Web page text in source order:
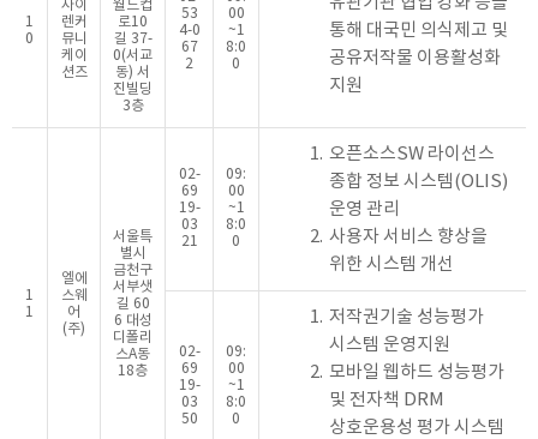
1
0
사이
렌커
뮤니
케이
션즈
월드컵
로10
길 37-
0(서교
동) 서
진빌딩
3층
53
4-0
67
2
00
~1
8:0
0
통해 대국민 의식제고 및
공유저작물 이용활성화
지원
1
1
엘에
스웨
어
(주)
서울특
별시
금천구
서부샛
길 60
6 대성
디폴리
스A동
18층
02-
69
19-
03
21
09:
00
~1
8:0
0
1. 오픈소스SW 라이선스
종합 정보 시스템(OLIS)
운영 관리
2. 사용자 서비스 향상을
위한 시스템 개선
02-
69
19-
03
50
09:
00
~1
8:0
0
1. 저작권기술 성능평가
시스템 운영지원
2. 모바일 웹하드 성능평가
및 전자책 DRM
상호운용성 평가 시스템